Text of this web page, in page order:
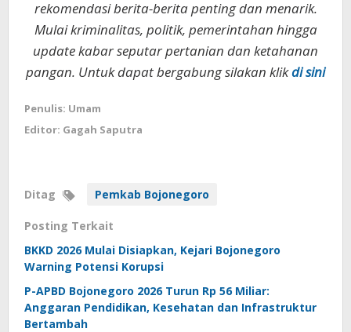
rekomendasi berita-berita penting dan menarik.
Mulai kriminalitas, politik, pemerintahan hingga
update kabar seputar pertanian dan ketahanan
pangan. Untuk dapat bergabung silakan klikdi sini
Penulis: Umam
Editor: Gagah Saputra
Ditag Pemkab Bojonegoro
Posting Terkait
BKKD 2026 Mulai Disiapkan, Kejari Bojonegoro
Warning Potensi Korupsi
P-APBD Bojonegoro 2026 Turun Rp 56 Miliar:
Anggaran Pendidikan, Kesehatan dan Infrastruktur
Bertambah